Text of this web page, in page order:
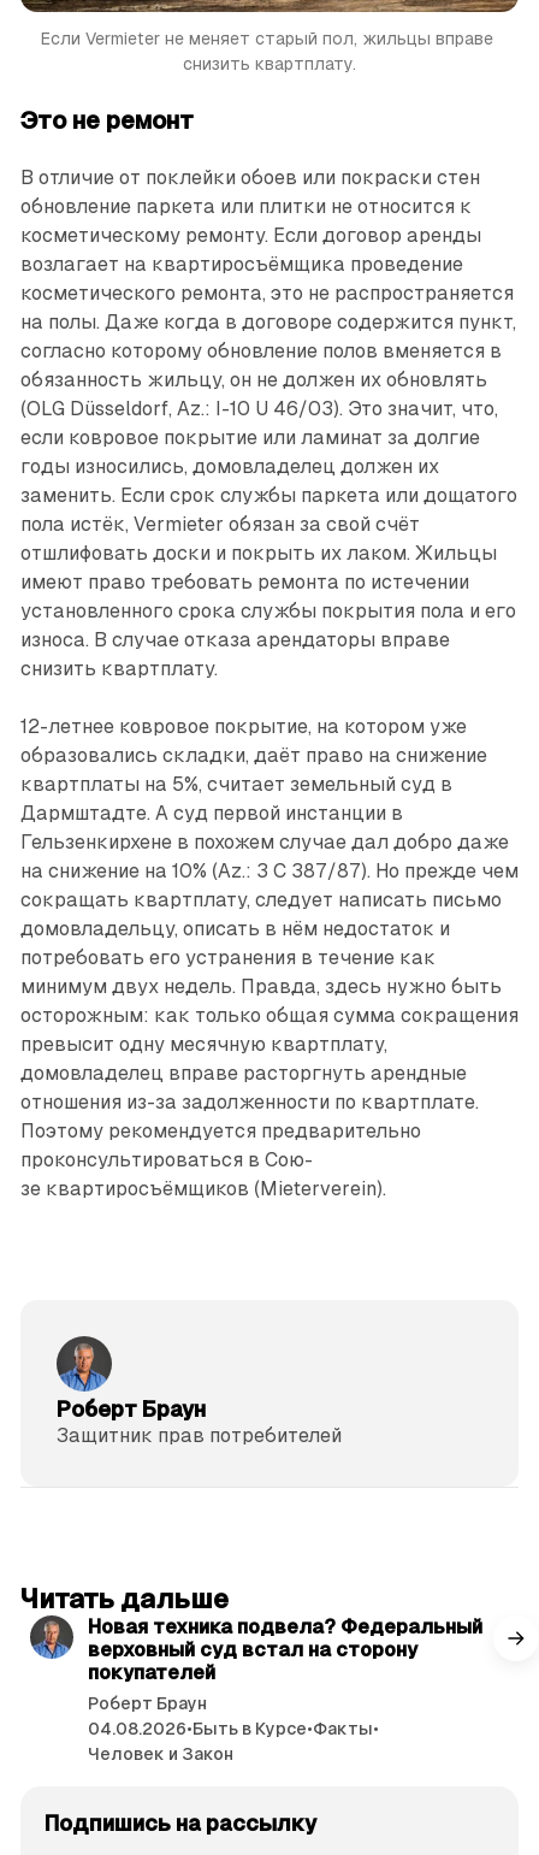
Если Vermieter не меняет старый пол, жильцы вправе
снизить квартплату.
Это не ремонт
В отличие от поклейки обоев или покраски стен
обновление паркета или плитки не относится к
косметическому ремонту. Если договор аренды
возлагает на квартиросъёмщика проведение
косметического ремонта, это не распространяется
на полы. Даже когда в договоре содержится пункт,
согласно которому обновление полов вменяется в
обязанность жильцу, он не должен их обновлять
(OLG Düsseldorf, Az.: I-10 U 46/03). Это значит, что,
если ковровое покрытие или ламинат за долгие
годы износились, домовладелец должен их
заменить. Если срок службы паркета или дощатого
пола истёк, Vermieter обязан за свой счёт
отшлифовать доски и покрыть их лаком. Жильцы
имеют право требовать ремонта по истечении
установленного срока службы покрытия пола и его
износа. В случае отказа арендаторы вправе
снизить квартплату.
12-летнее ковровое покрытие, на котором уже
образовались складки, даёт право на снижение
квартплаты на 5%, считает земельный суд в
Дармштадте. А суд первой инстанции в
Гельзенкирхене в похожем случае дал добро даже
на снижение на 10% (Az.: 3 C 387/87). Но прежде чем
сокращать квартплату, следует написать письмо
домовладельцу, описать в нём недостаток и
потребовать его устранения в течение как
минимум двух недель. Правда, здесь нужно быть
осторожным: как только общая сумма сокращения
превысит одну месячную квартплату,
домовладелец вправе расторгнуть арендные
отношения из-за задолженности по квартплате.
Поэтому рекомендуется предварительно
проконсультироваться в Сою­
зе квартиросъёмщиков (Mieterverein).
Роберт Браун
Защитник прав потре­бителей
Читать дальше
Новая техника подвела? Федеральный
верховный суд встал на сторону
покупателей
Роберт Браун
04.08.2026•Быть в Курсе•Факты•
Человек и Закон
Подпишись на рассылку